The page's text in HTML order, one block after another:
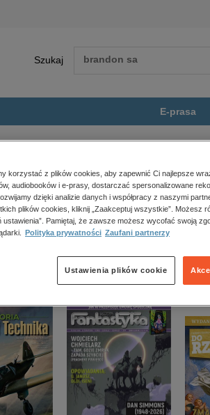
Szukaj
E-prasa
polityka, społeczno-informacyjne
psychologiczne
inne
popularno-naukowe
historia
zdrowie
religie
języków
na mp3. Konwersacje dla początkujących” nie jest dostępny.
korzystać z plików cookies, aby zapewnić Ci najlepsze
audiobooków i e-prasy, dostarczać spersonalizowane
dzięki analizie danych i współpracy z naszymi
plików cookies, kliknij „Zaakceptuj wszystkie”. Możesz
ustawienia”. Pamiętaj, że zawsze możesz wycofać swoją
Polityka prywatności Zaufani partnerzy
Ustawienia plików cookie